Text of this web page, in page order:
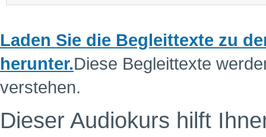
Laden Sie die Begleittexte zu
herunter.Diese Begleittexte
verstehen.
Dieser Audiokurs hilft